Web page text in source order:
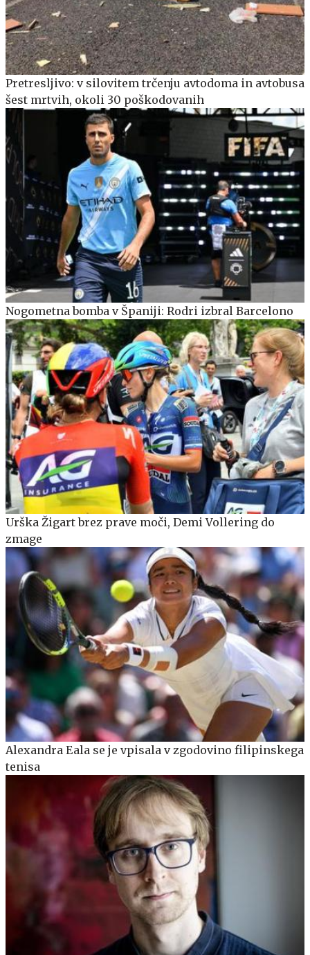
Pretresljivo: v silovitem trčenju avtodoma in avtobusa
šest mrtvih, okoli 30 poškodovanih
Nogometna bomba v Španiji: Rodri izbral Barcelono
Urška Žigart brez prave moči, Demi Vollering do
zmage
Alexandra Eala se je vpisala v zgodovino filipinskega
tenisa